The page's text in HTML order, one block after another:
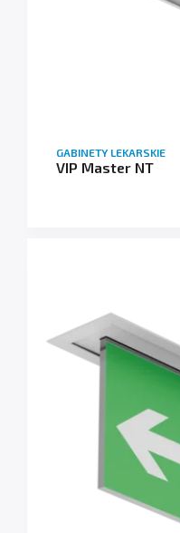
GABINETY LEKARSKIE
VIP Master NT